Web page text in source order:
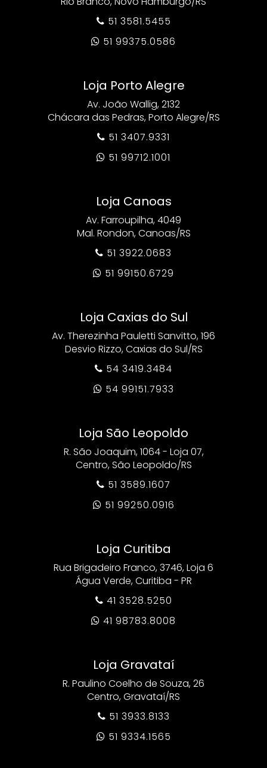
 51 3581.5455
 51 99375.0586
Loja Porto Alegre
Av. João Wallig, 2132
Chácara das Pedras, Porto Alegre/RS
 51 3407.9331
 51 99712.1001
Loja Canoas
Av. Farroupilha, 4049
Mal. Rondon, Canoas/RS
 51 3922.0683
 51 99150.6729
Loja Caxias do Sul
Av. Therezinha Pauletti Sanvitto, 196
Desvio Rizzo, Caxias do Sul/RS
 54 3419.3484
 54 99151.7933
Loja São Leopoldo
R. São Joaquim, 1064 - Loja 07,
Centro, São Leopoldo/RS
 51 3589.1607
 51 99250.0916
Loja Curitiba
Rua Brigadeiro Franco, 3746, Loja 6
Água Verde, Curitiba - PR
 41 3528.5250
 41 98783.8008
Loja Gravataí
R. Paulino Coelho de Souza, 26
Centro, Gravataí/RS
 51 3933.8133
 51 9334.1565